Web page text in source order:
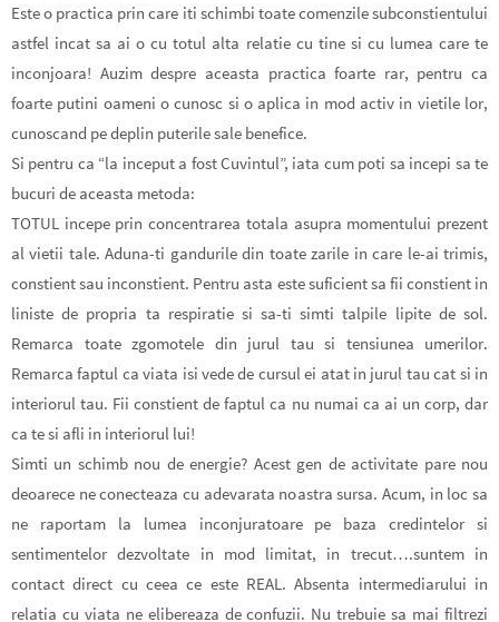
Este o practica prin care iti schimbi toate comenzile subconstientului
astfel incat sa ai o cu totul alta relatie cu tine si cu lumea care te
inconjoara! Auzim despre aceasta practica foarte rar, pentru ca
foarte putini oameni o cunosc si o aplica in mod activ in vietile lor,
cunoscand pe deplin puterile sale benefice.
Si pentru ca “la inceput a fost Cuvintul”, iata cum poti sa incepi sa te
bucuri de aceasta metoda:
TOTUL incepe prin concentrarea totala asupra momentului prezent
al vietii tale. Aduna-ti gandurile din toate zarile in care le-ai trimis,
constient sau inconstient. Pentru asta este suficient sa fii constient in
liniste de propria ta respiratie si sa-ti simti talpile lipite de sol.
Remarca toate zgomotele din jurul tau si tensiunea umerilor.
Remarca faptul ca viata isi vede de cursul ei atat in jurul tau cat si in
interiorul tau. Fii constient de faptul ca nu numai ca ai un corp, dar
ca te si afli in interiorul lui!
Simti un schimb nou de energie? Acest gen de activitate pare nou
deoarece ne conecteaza cu adevarata noastra sursa. Acum, in loc sa
ne raportam la lumea inconjuratoare pe baza credintelor si
sentimentelor dezvoltate in mod limitat, in trecut….suntem in
contact direct cu ceea ce este REAL. Absenta intermediarului in
relatia cu viata ne elibereaza de confuzii. Nu trebuie sa mai filtrezi